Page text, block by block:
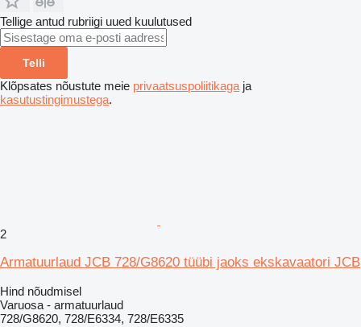
Tellige antud rubriigi uued kuulutused
Telli
Klõpsates nõustute meie privaatsuspoliitikaga ja
kasutustingimustega.
2
Armatuurlaud JCB 728/G8620 tüübi jaoks ekskavaatori JCB
Hind nõudmisel
Varuosa - armatuurlaud
728/G8620, 728/E6334, 728/E6335